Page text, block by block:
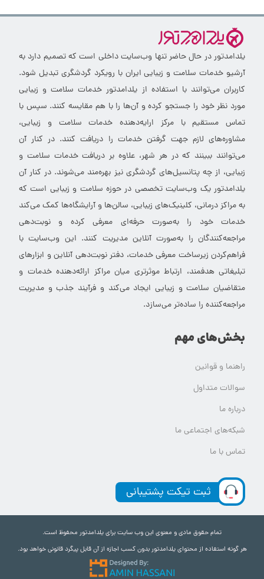
یلدامدتور در حال حاضر تنها وب‌سایت داخلی است که تصمیم دارد به
آرشیو خدمات سلامت و زیبایی ایران با رویکرد گردشگری تبدیل شود.
کاربران می‌توانند با استفاده از یلدامدتور خدمات سلامت و زیبایی
مورد نظر خود را جستجو کرده و آن‌ها را با هم مقایسه کنند. سپس با
تماس مستقیم با مرکز ارایه‌دهنده خدمات سلامت و زیبایی،
مشاوره‌های لازم جهت گرفتن خدمات را دریافت کنند. در کنار آن
می‌توانند ببینند که در هر شهر، علاوه بر دریافت خدمات سلامت و
زیبایی، از چه پتانسیل‌های گردشگری نیز بهره‌مند می‌شوند. در کنار آن
یلدامدتور یک وب‌سایت تخصصی در حوزه سلامت و زیبایی است که
به مراکز درمانی، کلینیک‌های زیبایی، سالن‌ها و آرایشگاه‌ها کمک می‌کند
خدمات خود را به‌صورت حرفه‌ای معرفی کرده و نوبت‌دهی
مراجعه‌کنندگان را به‌صورت آنلاین مدیریت کنند. این وب‌سایت با
فراهم‌کردن زیرساخت معرفی خدمات، دفتر نوبت‌دهی آنلاین و ابزارهای
تبلیغاتی هدفمند، ارتباط موثرتری میان مراکز ارائه‌دهنده خدمات و
متقاضیان سلامت و زیبایی ایجاد می‌کند و فرآیند جذب و مدیریت
مراجعه‌کننده را ساده‌تر می‌سازد.
بخش‌های مهم
راهنما و قوانین
سوالات متداول
درباره ما
شبکه‌های اجتماعی ما
تماس با ما
ثبت تیکت پشتیبانی
تمام حقوق مادی و معنوی این وب سایت برای یلدامدتور محفوظ است.
هر گونه استفاده از محتوای یلدامدتور بدون کسب اجازه از آن قابل پیگرد قانونی خواهد بود.